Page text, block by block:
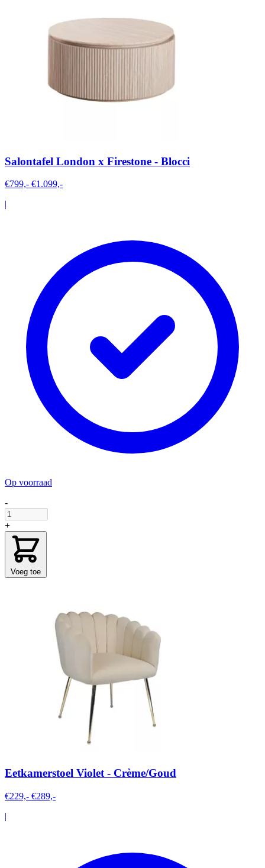
Salontafel London x Firestone - Blocci
€799,- €1.099,-
|
Op voorraad
-
+
Voeg toe
Eetkamerstoel Violet - Crème/Goud
€229,- €289,-
|